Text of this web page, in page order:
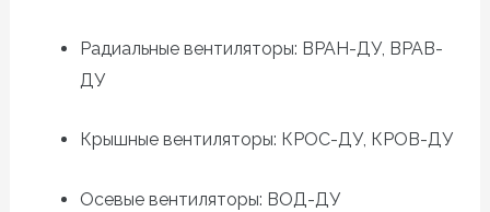
Радиальные вентиляторы: ВРАН-ДУ, ВРАВ-
ДУ
Крышные вентиляторы: КРОС-ДУ, КРОВ-ДУ
Осевые вентиляторы: ВОД-ДУ